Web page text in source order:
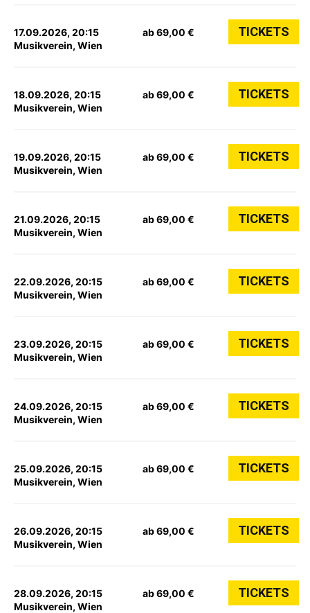
17.09.2026, 20:15
Musikverein, Wien
ab 69,00 € TICKETS
18.09.2026, 20:15
Musikverein, Wien
ab 69,00 € TICKETS
19.09.2026, 20:15
Musikverein, Wien
ab 69,00 € TICKETS
21.09.2026, 20:15
Musikverein, Wien
ab 69,00 € TICKETS
22.09.2026, 20:15
Musikverein, Wien
ab 69,00 € TICKETS
23.09.2026, 20:15
Musikverein, Wien
ab 69,00 € TICKETS
24.09.2026, 20:15
Musikverein, Wien
ab 69,00 € TICKETS
25.09.2026, 20:15
Musikverein, Wien
ab 69,00 € TICKETS
26.09.2026, 20:15
Musikverein, Wien
ab 69,00 € TICKETS
28.09.2026, 20:15
Musikverein, Wien
ab 69,00 € TICKETS